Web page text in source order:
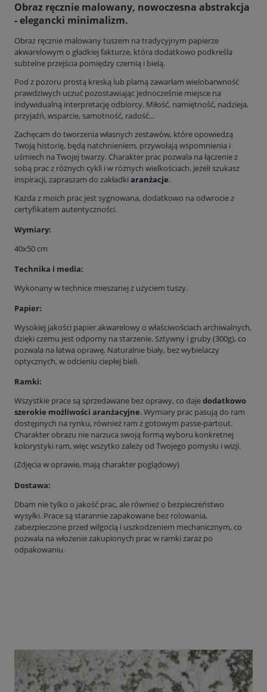
Obraz ręcznie malowany, nowoczesna abstrakcja
- elegancki minimalizm.
Obraz ręcznie malowany tuszem na tradycyjnym papierze
akwarelowym o gładkiej fakturze, która dodatkowo podkreśla
subtelne przejścia pomiędzy czernią i bielą.
Pod z pozoru prostą kreską lub plamą zawarłam wielobarwność
prawdziwych uczuć pozostawiając jednocześnie miejsce na
indywidualną interpretację odbiorcy. Miłość, namiętność, nadzieja,
przyjaźń, wsparcie, samotność, radość...
Zachęcam do tworzenia własnych zestawów, które opowiedzą
Twoją historię, będą natchnieniem, przywołają wspomnienia i
uśmiech na Twojej twarzy. Charakter prac pozwala na łączenie z
sobą prac z różnych cykli i w różnych wielkościach. Jeżeli szukasz
inspiracji, zapraszam do zakładki aranżacje.
Każda z moich prac jest sygnowana, dodatkowo na odwrocie z
certyfikatem autentyczności.
Wymiary:
40x50 cm
Technika i media:
Wykonany w technice mieszanej z użyciem tuszy.
Papier:
Wysokiej jakości papier akwarelowy o właściwościach archiwalnych,
dzięki czemu jest odporny na starzenie. Sztywny i gruby (300g), co
pozwala na łatwa oprawę. Naturalnie biały, bez wybielaczy
optycznych, w odcieniu ciepłej bieli.
Ramki:
Wszystkie prace są sprzedawane bez oprawy, co dajedodatkowo
szerokie możliwości aranżacyjne. Wymiary prac pasują do ram
dostępnych na rynku, również ram z gotowym passe-partout.
Charakter obrazu nie narzuca swoją formą wyboru konkretnej
kolorystyki ram, więc wszytko zależy od Twojego pomysłu i wizji.
(Zdjęcia w oprawie, mają charakter poglądowy)
Dostawa:
Dbam nie tylko o jakość prac, ale również o bezpieczeństwo
wysyłki. Prace są starannie zapakowane bez rolowania,
zabezpieczone przed wilgocią i uszkodzeniem mechanicznym, co
pozwala na włożenie zakupionych prac w ramki zaraz po
odpakowaniu.